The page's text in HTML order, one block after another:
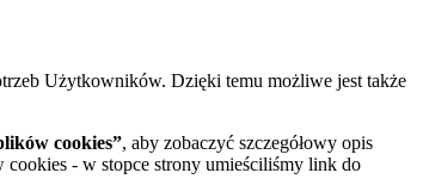
Użytkowników. Dzięki temu możliwe jest także
cookies”, aby zobaczyć szczegółowy opis
- w stopce strony umieściliśmy link do